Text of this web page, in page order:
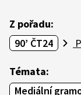
Z pořadu:
90’ ČT24
Témata:
Mediální